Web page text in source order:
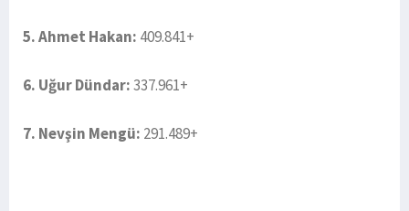
5. Ahmet Hakan: 409.841+
6. Uğur Dündar:337.961+
7. Nevşin Mengü: 291.489+